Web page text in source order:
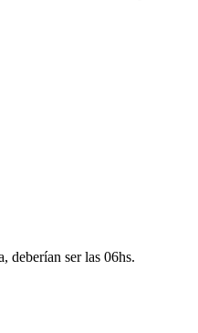
deberían ser las 06hs.